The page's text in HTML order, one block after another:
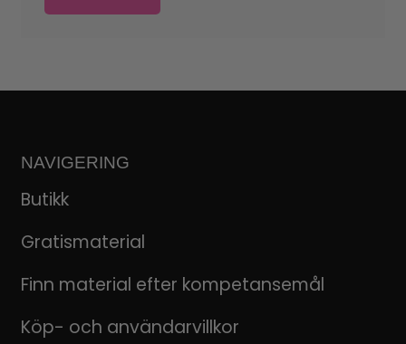
NAVIGERING
Butikk
Gratismaterial
Finn material efter kompetansemål
Köp- och användarvillkor